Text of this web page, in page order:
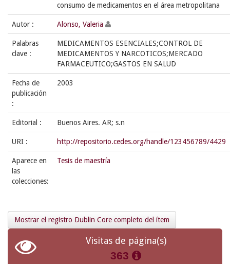
consumo de medicamentos en el área metropolitana
Autor : Alonso, Valeria
Palabras
clave :
MEDICAMENTOS ESENCIALES;CONTROL DE
MEDICAMENTOS Y NARCOTICOS;MERCADO
FARMACEUTICO;GASTOS EN SALUD
Fecha de
publicación
:
2003
Editorial : Buenos Aires. AR; s.n
URI : http://repositorio.cedes.org/handle/123456789/4429
Aparece en
las
colecciones:
Tesis de maestría
Mostrar el registro Dublin Core completo del ítem
Visitas de página(s)
363